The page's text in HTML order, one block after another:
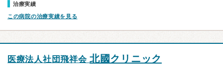
治療実績
この病院の治療実績を見る
医療法人社団飛祥会 北國クリニック